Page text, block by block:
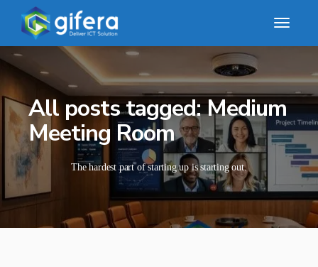
All posts tagged: Medium
Meeting Room
The hardest part of starting up is starting out.